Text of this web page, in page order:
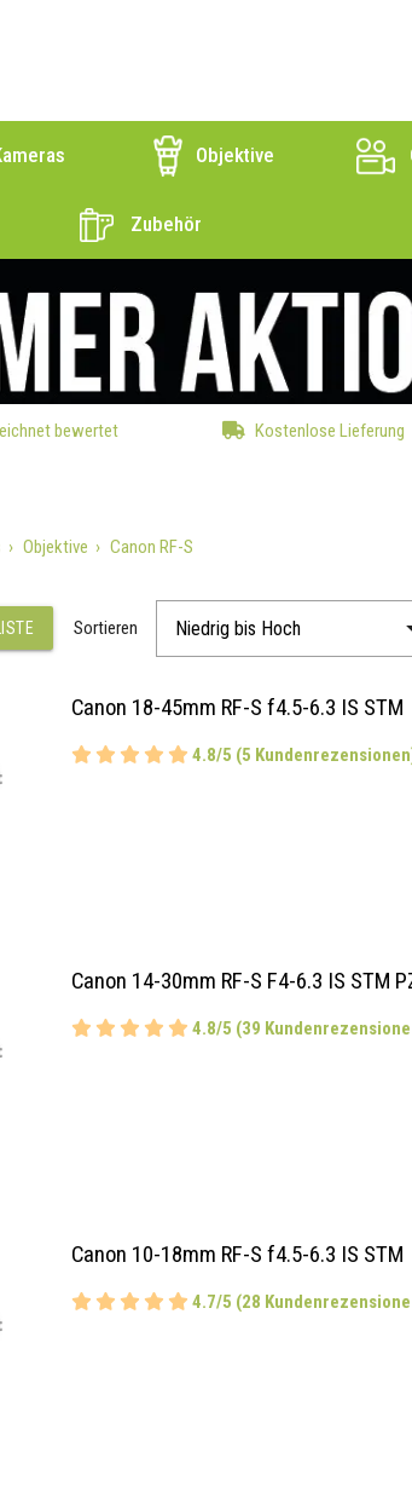
Objektive
Zubehör
bewertet Kostenlose Lieferung
Objektive Canon RF-S
LISTE Sortieren
Canon 18-45mm RF-S f4.5-6.3 IS STM
4.8/5 (5
Canon 14-30mm RF-S F4-6.3 IS STM
4.8/5 (39
Canon 10-18mm RF-S f4.5-6.3 IS STM
4.7/5 (28